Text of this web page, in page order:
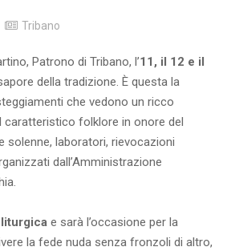
Tribano
Patrono di Tribano, l’11, il 12 e il
della tradizione. È questa la
che vedono un ricco
caratteristico folklore in onore del
solenne, laboratori, rievocazioni
dall’Amministrazione
e sarà l’occasione per la
la fede nuda senza fronzoli di altro,